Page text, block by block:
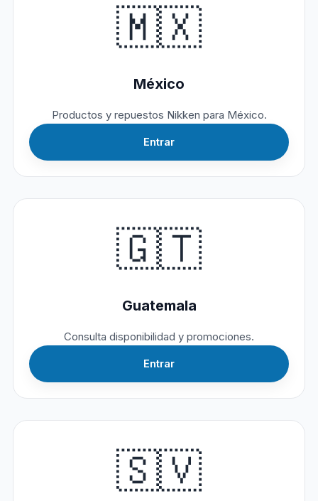
🇲🇽
México
Productos y repuestos Nikken para México.
Entrar
🇬🇹
Guatemala
Consulta disponibilidad y promociones.
Entrar
🇸🇻